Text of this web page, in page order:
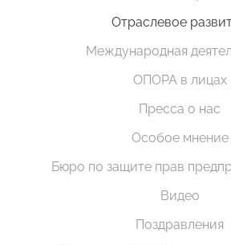
Отраслевое
Международная
ОПОРА в лицах
Пресса о нас
Особое мнение
Бюро по защите прав
Видео
Поздравления